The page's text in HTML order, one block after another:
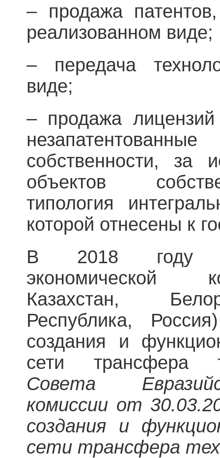
– продажа
реализованном виде;
– передача
виде;
– продажа
собственности, за
объектов
типология
которой отнесены к
В 2018 году
экономической
Казахстан,
Республика,
создания и
сети трансфера
Совета
комиссии от
создания и
сети трансфера